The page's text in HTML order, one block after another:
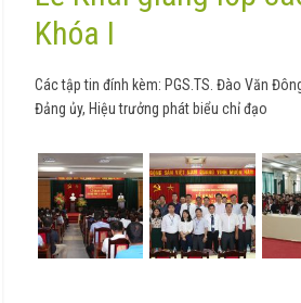
Khóa I
Các tập tin đính kèm: PGS.TS. Đào Văn
Đảng ủy, Hiệu trưởng phát biểu chỉ đạo